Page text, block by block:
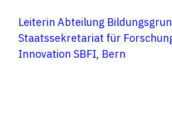
Leiterin Abteilung
Staatssekretariat für
Innovation SBFI, Bern